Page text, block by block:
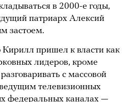
в 2000-е годы,
патриарх Алексий
застоем.
пришел к власти как
лидеров, кроме
с массовой
телевизионных
федеральных каналах —